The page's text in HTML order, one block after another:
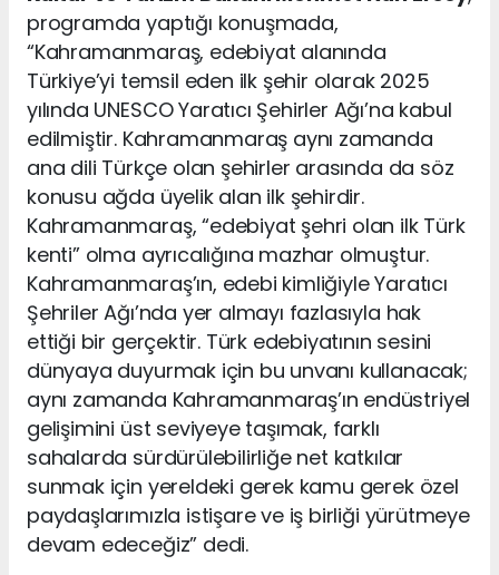
programda yaptığı konuşmada,
“Kahramanmaraş, edebiyat alanında
Türkiye’yi temsil eden ilk şehir olarak 2025
yılında UNESCO Yaratıcı Şehirler Ağı’na kabul
edilmiştir. Kahramanmaraş aynı zamanda
ana dili Türkçe olan şehirler arasında da söz
konusu ağda üyelik alan ilk şehirdir.
Kahramanmaraş, “edebiyat şehri olan ilk Türk
kenti” olma ayrıcalığına mazhar olmuştur.
Kahramanmaraş’ın, edebi kimliğiyle Yaratıcı
Şehriler Ağı’nda yer almayı fazlasıyla hak
ettiği bir gerçektir. Türk edebiyatının sesini
dünyaya duyurmak için bu unvanı kullanacak;
aynı zamanda Kahramanmaraş’ın endüstriyel
gelişimini üst seviyeye taşımak, farklı
sahalarda sürdürülebilirliğe net katkılar
sunmak için yereldeki gerek kamu gerek özel
paydaşlarımızla istişare ve iş birliği yürütmeye
devam edeceğiz” dedi.